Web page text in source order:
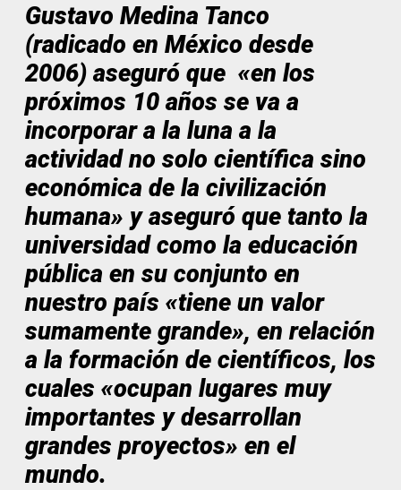
Gustavo Medina Tanco
(radicado en México desde
2006) aseguró que «en los
próximos 10 años se va a
incorporar a la luna a la
actividad no solo científica sino
económica de la civilización
humana» y aseguró que tanto la
universidad como la educación
pública en su conjunto en
nuestro país «tiene un valor
sumamente grande», en relación
a la formación de científicos, los
cuales «ocupan lugares muy
importantes y desarrollan
grandes proyectos» en el
mundo.